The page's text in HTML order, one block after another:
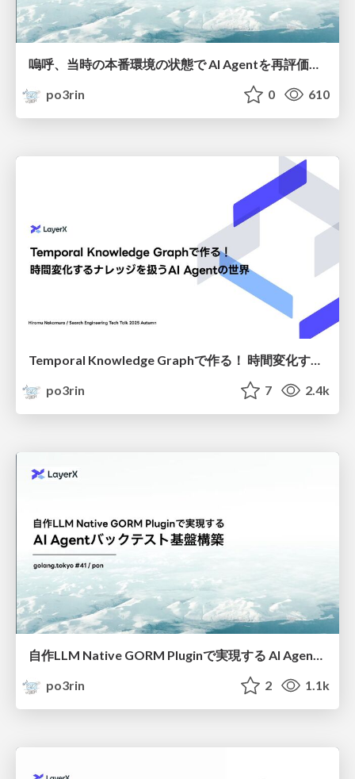
嗚呼、当時の本番環境の状態で AI Agentを再評価したいなぁ...
po3rin
0 610
Temporal Knowledge Graphで作る！ 時間変化するナレッジを扱うAI Agentの世界
po3rin
7 2.4k
自作LLM Native GORM Pluginで実現する AI Agentバックテスト基盤構築
po3rin
2 1.1k